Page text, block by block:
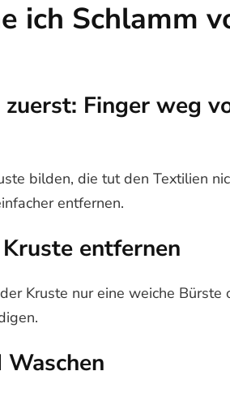
ich Schlamm
Finger weg
bilden, die tut den Textilien
entfernen.
entfernen
Kruste nur eine weiche Bürste
Waschen